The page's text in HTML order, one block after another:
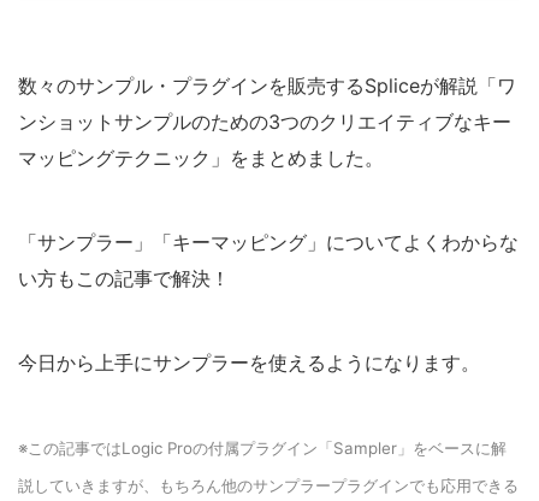
数々のサンプル・プラグインを販売するSpliceが解説「ワ
ンショットサンプルのための3つのクリエイティブなキー
マッピングテクニック」をまとめました。
「サンプラー」「キーマッピング」についてよくわからな
い方もこの記事で解決！
今日から上手にサンプラーを使えるようになります。
※この記事ではLogic Proの付属プラグイン「Sampler」をベースに解
説していきますが、もちろん他のサンプラープラグインでも応用できる